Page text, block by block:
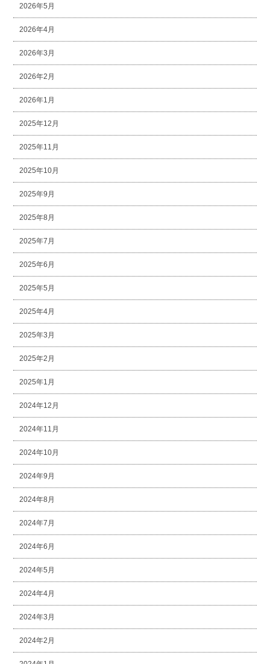
2026年5月
2026年4月
2026年3月
2026年2月
2026年1月
2025年12月
2025年11月
2025年10月
2025年9月
2025年8月
2025年7月
2025年6月
2025年5月
2025年4月
2025年3月
2025年2月
2025年1月
2024年12月
2024年11月
2024年10月
2024年9月
2024年8月
2024年7月
2024年6月
2024年5月
2024年4月
2024年3月
2024年2月